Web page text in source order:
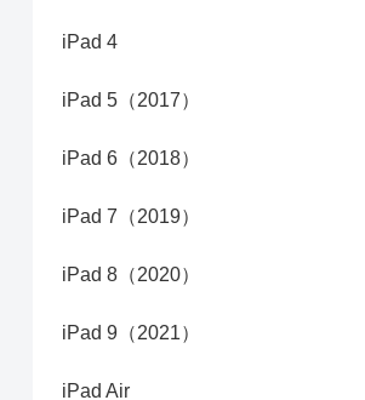
iPad 4
iPad 5（2017）
iPad 6（2018）
iPad 7（2019）
iPad 8（2020）
iPad 9（2021）
iPad Air